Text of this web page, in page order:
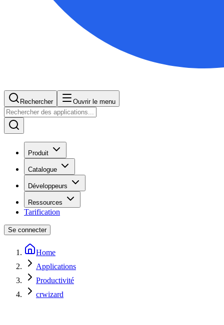
Rechercher Ouvrir le menu
Produit
Catalogue
Développeurs
Ressources
Tarification
Se connecter
Home
Applications
Productivité
crwizard